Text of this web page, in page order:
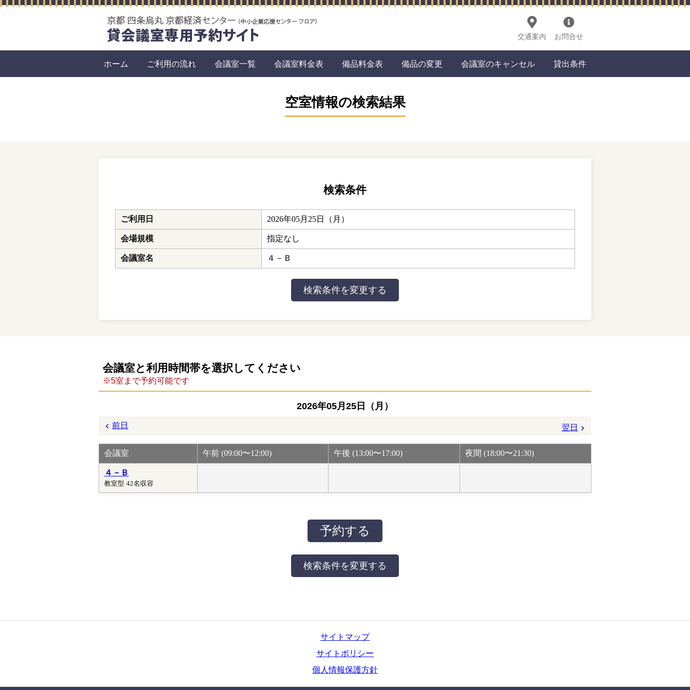
交通案内 お問合せ
ホーム ご利用の流れ 会議室一覧 会議室料金表 備品料金表 備品の変更 会議室のキャンセル 貸出条件
空室情報の検索結果
検索条件
ご利用日 2026年05月25日（月）
会場規模 指定なし
会議室名 ４－Ｂ
会議室と利用時間帯を選択してください
※5室まで予約可能です
2026年05月25日（月）
前日 翌日
会議室 午前 (09:00〜12:00) 午後 (13:00〜17:00) 夜間 (18:00〜21:30)
４－Ｂ
教室型 42名収容
サイトマップ
サイトポリシー
個人情報保護方針